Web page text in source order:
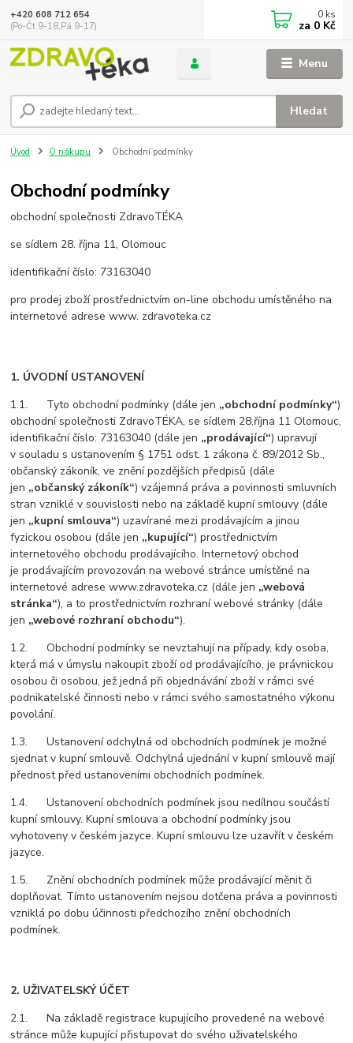
Menu
Hledat
+420 608 712 654
(Po-Čt 9-18,Pá 9-17)
0 ks
za 0 Kč
Úvod O nákupu Obchodní podmínky
Obchodní podmínky
obchodní společnosti ZdravoTÉKA
se sídlem 28. října 11, Olomouc
identifikační číslo: 73163040
pro prodej zboží prostřednictvím on-line obchodu umístěného na
internetové adrese www. zdravoteka.cz
1. ÚVODNÍ USTANOVENÍ
1.1. Tyto obchodní podmínky (dále jen „obchodní podmínky“)
obchodní společnosti ZdravoTÉKA, se sídlem 28.října 11 Olomouc,
identifikační číslo: 73163040 (dále jen „prodávající“) upravují
v souladu s ustanovením § 1751 odst. 1 zákona č. 89/2012 Sb.,
občanský zákoník, ve znění pozdějších předpisů (dále
jen „občanský zákoník“) vzájemná práva a povinnosti smluvních
stran vzniklé v souvislosti nebo na základě kupní smlouvy (dále
jen „kupní smlouva“) uzavírané mezi prodávajícím a jinou
fyzickou osobou (dále jen „kupující“) prostřednictvím
internetového obchodu prodávajícího. Internetový obchod
je prodávajícím provozován na webové stránce umístěné na
internetové adrese www.zdravoteka.cz (dále jen „webová
stránka“), a to prostřednictvím rozhraní webové stránky (dále
jen „webové rozhraní obchodu“).
1.2. Obchodní podmínky se nevztahují na případy, kdy osoba,
která má v úmyslu nakoupit zboží od prodávajícího, je právnickou
osobou či osobou, jež jedná při objednávání zboží v rámci své
podnikatelské činnosti nebo v rámci svého samostatného výkonu
povolání.
1.3. Ustanovení odchylná od obchodních podmínek je možné
sjednat v kupní smlouvě. Odchylná ujednání v kupní smlouvě mají
přednost před ustanoveními obchodních podmínek.
1.4. Ustanovení obchodních podmínek jsou nedílnou součástí
kupní smlouvy. Kupní smlouva a obchodní podmínky jsou
vyhotoveny v českém jazyce. Kupní smlouvu lze uzavřít v českém
jazyce.
1.5. Znění obchodních podmínek může prodávající měnit či
doplňovat. Tímto ustanovením nejsou dotčena práva a povinnosti
vzniklá po dobu účinnosti předchozího znění obchodních
podmínek.
2. UŽIVATELSKÝ ÚČET
2.1. Na základě registrace kupujícího provedené na webové
stránce může kupující přistupovat do svého uživatelského